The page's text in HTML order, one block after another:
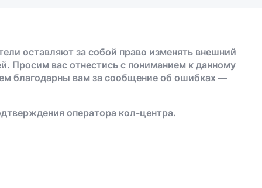
оставляют за собой право изменять внешний
Просим вас отнестись с пониманием к данному
благодарны вам за сообщение об ошибках —
оператора кол-центра.